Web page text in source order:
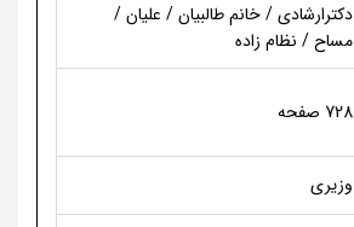
دکترارشادی / خانم طالبیان / علیان /
مساح / نظام زاده
728 صفحه
وزیری